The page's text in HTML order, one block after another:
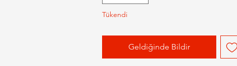
200 IU; E vitamin E 20mg; Demir
40mg; Çinko 27mg; Bakır 1.2mg;
Manganez 1.0mg; İyot 0.6mg; Taurin
300mg.
Tükendi
Geldiğinde Bildir